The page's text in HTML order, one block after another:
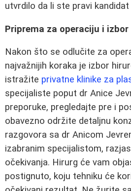
utvrdilo da li ste pravi
Priprema za operaciju i
Nakon što se odlučite za
najvažnijih koraka je izbor
istražite privatne klinike za
specijaliste poput dr Anice
preporuke, pregledajte pre i
obavezno održite detaljnu
razgovora sa dr Anicom
izabranim specijalistom,
očekivanja. Hirurg će vam
postignuto, koju tehniku će